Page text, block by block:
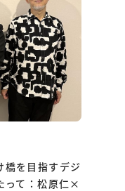
橋を目指すデジ
って：松原仁×